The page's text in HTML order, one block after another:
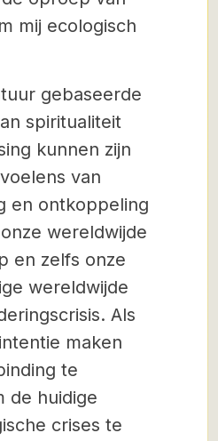
mij ecologisch
gebaseerde
spiritualiteit
kunnen zijn
van
en ontkoppeling
wereldwijde
en zelfs onze
wereldwijde
Als
maken
te
de huidige
crises te